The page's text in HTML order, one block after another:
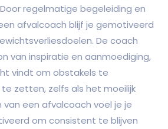
regelmatige begeleiding en
afvalcoach blijf je gemotiveerd
De coach
van inspiratie en aanmoediging,
vindt om obstakels te
zetten, zelfs als het moeilijk
een afvalcoach voel je je
om consistent te blijven